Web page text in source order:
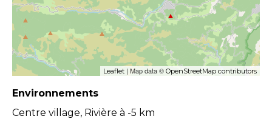
Leaflet | Map data © OpenStreetMap contributors
Environnements
Centre village, Rivière à -5 km